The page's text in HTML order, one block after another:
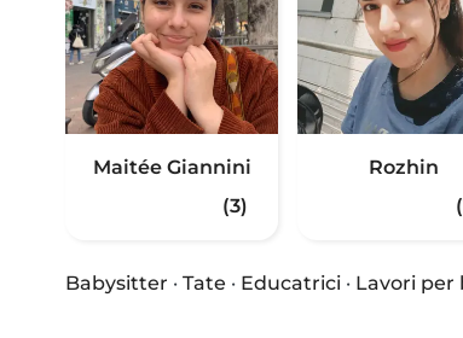
Maitée Giannini
(3)
Rozhin
Babysitter · Tate · Educatrici · Lavori per